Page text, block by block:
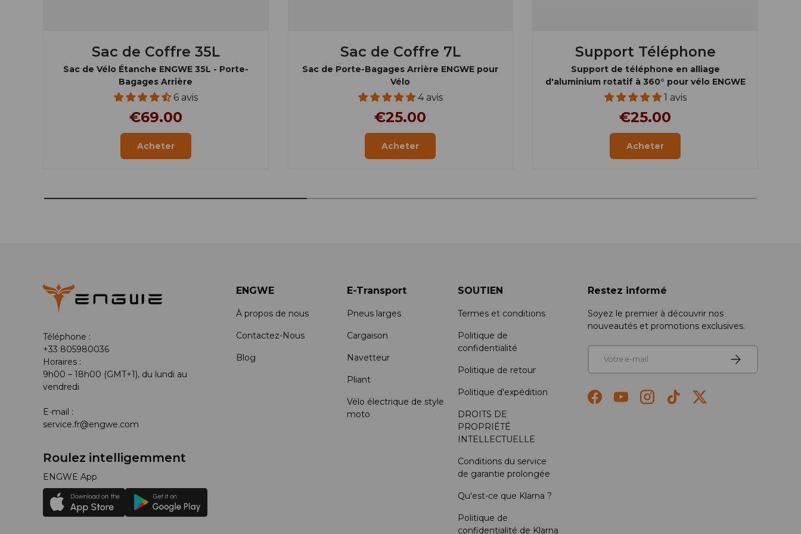
Sac de Coffre 35L
Sac de Vélo Étanche ENGWE 35L - Porte-
Bagages Arrière
6 avis
€69.00
Acheter
Sac de Coffre 7L
Sac de Porte-Bagages Arrière ENGWE pour
Vélo
4 avis
€25.00
Acheter
Support Téléphone
Support de téléphone en alliage
d'aluminium rotatif à 360° pour vélo ENGWE
1 avis
€25.00
Acheter
Téléphone :
+33 805980036
Horaires :
9h00 – 18h00 (GMT+1), du lundi au
vendredi
E-mail :
service.fr@engwe.com
Roulez intelligemment
ENGWE App
ENGWE
À propos de nous
Contactez-Nous
Blog
E-Transport
Pneus larges
Cargaison
Navetteur
Pliant
Vélo électrique de style
moto
SOUTIEN
Termes et conditions
Politique de
confidentialité
Politique de retour
Politique d'expédition
DROITS DE
PROPRIÉTÉ
INTELLECTUELLE
Conditions du service
de garantie prolongée
Qu'est-ce que Klarna ?
Politique de
confidentialité de Klarna
Restez informé
Soyez le premier à découvrir nos
nouveautés et promotions exclusives.
S’inscrire
FacebookYouTubeInstagramTikTokTwitter